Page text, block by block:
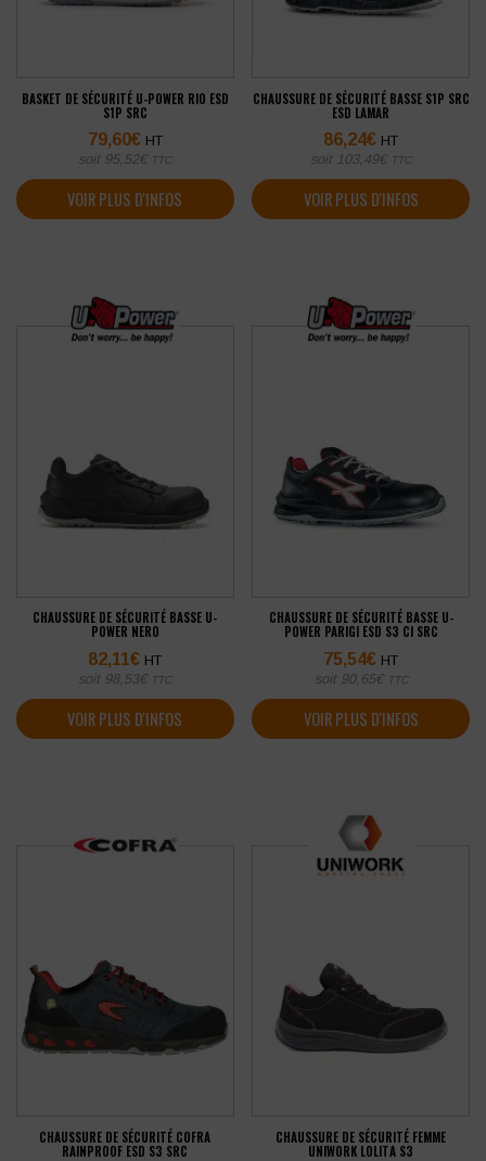
BASKET DE SÉCURITÉ U-POWER RIO ESD
S1P SRC
79,60€ HT
soit 95,52€ TTC
VOIR PLUS D'INFOS
CHAUSSURE DE SÉCURITÉ BASSE S1P SRC
ESD LAMAR
86,24€ HT
soit 103,49€ TTC
VOIR PLUS D'INFOS
CHAUSSURE DE SÉCURITÉ BASSE U-
POWER NERO
82,11€ HT
soit 98,53€ TTC
VOIR PLUS D'INFOS
CHAUSSURE DE SÉCURITÉ BASSE U-
POWER PARIGI ESD S3 CI SRC
75,54€ HT
soit 90,65€ TTC
VOIR PLUS D'INFOS
CHAUSSURE DE SÉCURITÉ COFRA
RAINPROOF ESD S3 SRC
CHAUSSURE DE SÉCURITÉ FEMME
UNIWORK LOLITA S3